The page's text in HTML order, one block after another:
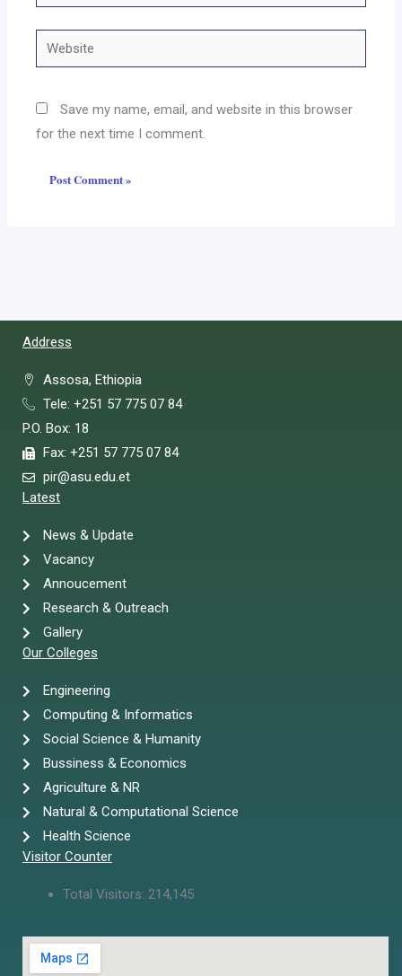
Website
Save my name, email, and website in this browser
for the next time I comment.
Address
Assosa, Ethiopia
Tele: +251 57 775 07 84
P.O. Box: 18
Fax: +251 57 775 07 84
pir@asu.edu.et
Latest
News & Update
Vacancy
Annoucement
Research & Outreach
Gallery
Our Colleges
Engineering
Computing & Informatics
Social Science & Humanity
Bussiness & Economics
Agriculture & NR
Natural & Computational Science
Health Science
Visitor Counter
Total Visitors: 214,145